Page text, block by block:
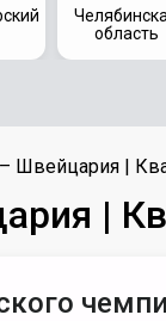
область
Швейцария |
|